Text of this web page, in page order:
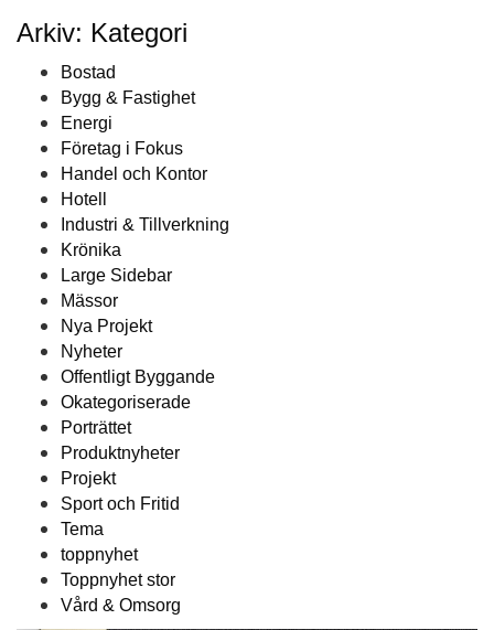
Arkiv: Kategori
Bostad
Bygg & Fastighet
Energi
Företag i Fokus
Handel och Kontor
Hotell
Industri & Tillverkning
Krönika
Large Sidebar
Mässor
Nya Projekt
Nyheter
Offentligt Byggande
Okategoriserade
Porträttet
Produktnyheter
Projekt
Sport och Fritid
Tema
toppnyhet
Toppnyhet stor
Vård & Omsorg